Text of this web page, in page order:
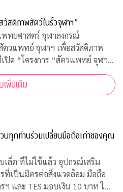
สดิภาพสัตว์ในรั้วจุฬาฯ”
ทยศาสตร์ จุฬาลงกรณ์
ตวแพทย์ จุฬาฯ เพื่อสวัสดิภาพ
ปิด “โครงการ “สัตวแพทย์ จุฬาฯ
ในวันพุธที่ 5 สิงหาคม 2563
เพิ่มเติม
นทุกท่านร่วมเปลี่ยนมือถือเก่าของคุณ
ล็ต ที่ไม่ใช้แล้ว อุปกรณ์เสริม
ป็นมิตรต่อสิ่งแวดล้อม มือถือ
ฯ และ TES มอบเงิน 10 บาท ให้